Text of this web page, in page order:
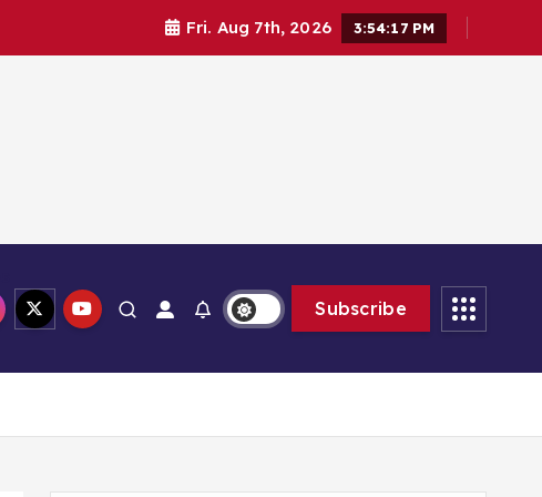
Fri. Aug 7th, 2026 3:54:19 PM
memberikan solusi
Subscribe